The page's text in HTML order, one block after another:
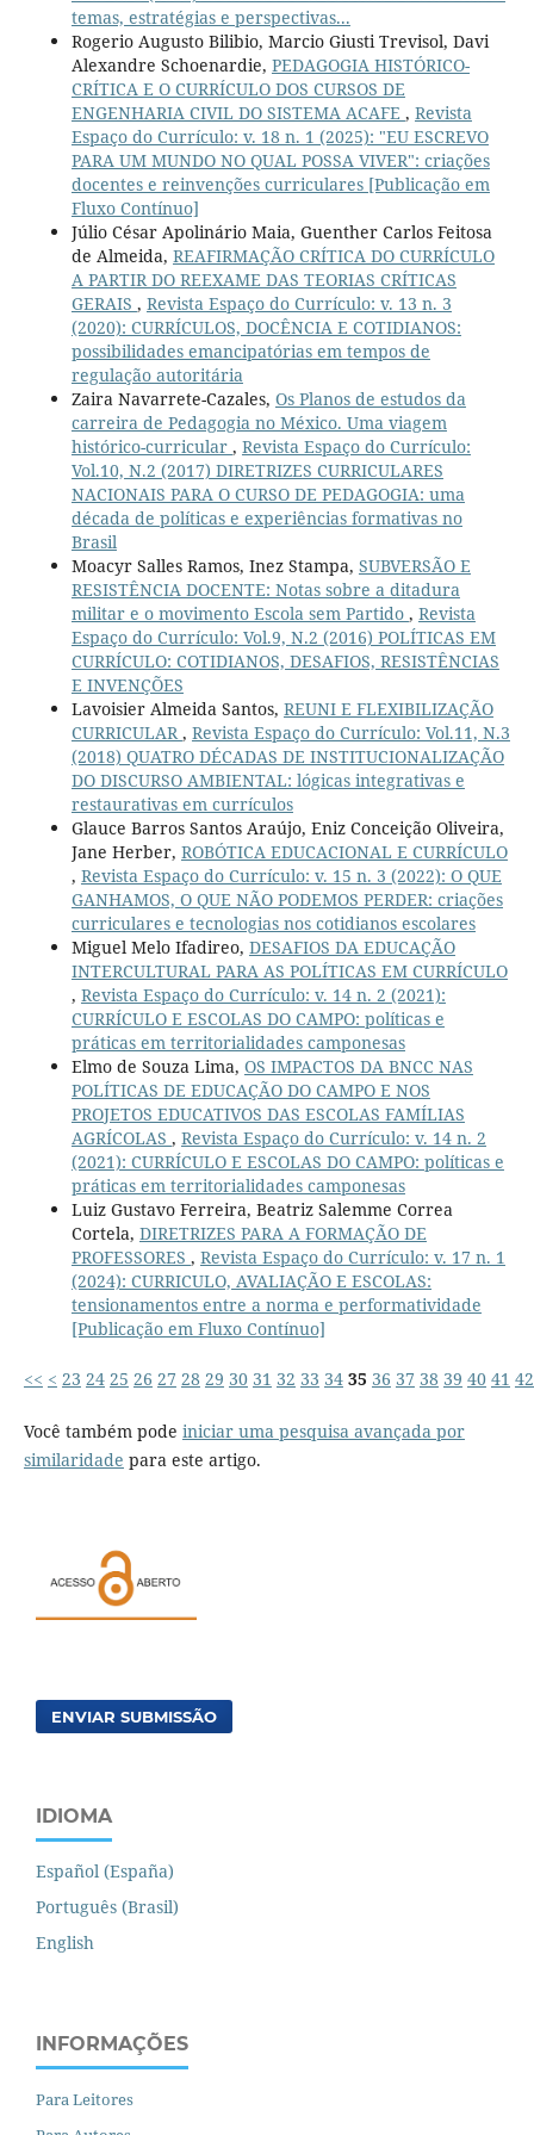
temas, estratégias e perspectivas...
Rogerio Augusto Bilibio, Marcio Giusti Trevisol, Davi
Alexandre Schoenardie, PEDAGOGIA HISTÓRICO-
CRÍTICA E O CURRÍCULO DOS CURSOS DE
ENGENHARIA CIVIL DO SISTEMA ACAFE , Revista
Espaço do Currículo: v. 18 n. 1 (2025): "EU ESCREVO
PARA UM MUNDO NO QUAL POSSA VIVER": criações
docentes e reinvenções curriculares [Publicação em
Fluxo Contínuo]
Júlio César Apolinário Maia, Guenther Carlos Feitosa
de Almeida, REAFIRMAÇÃO CRÍTICA DO CURRÍCULO
A PARTIR DO REEXAME DAS TEORIAS CRÍTICAS
GERAIS , Revista Espaço do Currículo: v. 13 n. 3
(2020): CURRÍCULOS, DOCÊNCIA E COTIDIANOS:
possibilidades emancipatórias em tempos de
regulação autoritária
Zaira Navarrete-Cazales, Os Planos de estudos da
carreira de Pedagogia no México. Uma viagem
histórico-curricular , Revista Espaço do Currículo:
Vol.10, N.2 (2017) DIRETRIZES CURRICULARES
NACIONAIS PARA O CURSO DE PEDAGOGIA: uma
década de políticas e experiências formativas no
Brasil
Moacyr Salles Ramos, Inez Stampa, SUBVERSÃO E
RESISTÊNCIA DOCENTE: Notas sobre a ditadura
militar e o movimento Escola sem Partido , Revista
Espaço do Currículo: Vol.9, N.2 (2016) POLÍTICAS EM
CURRÍCULO: COTIDIANOS, DESAFIOS, RESISTÊNCIAS
E INVENÇÕES
Lavoisier Almeida Santos, REUNI E FLEXIBILIZAÇÃO
CURRICULAR , Revista Espaço do Currículo: Vol.11, N.3
(2018) QUATRO DÉCADAS DE INSTITUCIONALIZAÇÃO
DO DISCURSO AMBIENTAL: lógicas integrativas e
restaurativas em currículos
Glauce Barros Santos Araújo, Eniz Conceição Oliveira,
Jane Herber, ROBÓTICA EDUCACIONAL E CURRÍCULO
, Revista Espaço do Currículo: v. 15 n. 3 (2022): O QUE
GANHAMOS, O QUE NÃO PODEMOS PERDER: criações
curriculares e tecnologias nos cotidianos escolares
Miguel Melo Ifadireo, DESAFIOS DA EDUCAÇÃO
INTERCULTURAL PARA AS POLÍTICAS EM CURRÍCULO
, Revista Espaço do Currículo: v. 14 n. 2 (2021):
CURRÍCULO E ESCOLAS DO CAMPO: políticas e
práticas em territorialidades camponesas
Elmo de Souza Lima, OS IMPACTOS DA BNCC NAS
POLÍTICAS DE EDUCAÇÃO DO CAMPO E NOS
PROJETOS EDUCATIVOS DAS ESCOLAS FAMÍLIAS
AGRÍCOLAS , Revista Espaço do Currículo: v. 14 n. 2
(2021): CURRÍCULO E ESCOLAS DO CAMPO: políticas e
práticas em territorialidades camponesas
Luiz Gustavo Ferreira, Beatriz Salemme Correa
Cortela, DIRETRIZES PARA A FORMAÇÃO DE
PROFESSORES , Revista Espaço do Currículo: v. 17 n. 1
(2024): CURRICULO, AVALIAÇÃO E ESCOLAS:
tensionamentos entre a norma e performatividade
[Publicação em Fluxo Contínuo]
<< < 23 24 25 26 27 28 29 30 31 32 33 34 35 36 37 38 39 40 41 42
Você também pode iniciar uma pesquisa avançada por
similaridade para este artigo.
ENVIAR SUBMISSÃO
IDIOMA
Español (España)
Português (Brasil)
English
INFORMAÇÕES
Para Leitores